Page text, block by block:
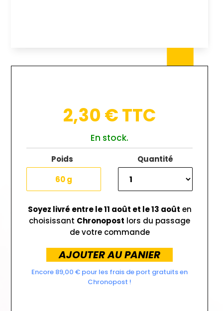
2,30 €TTC
En stock.
60 g
Quantité
Soyez livré entre le 11 août et le 13 août en
choisissant Chronopost lors du passage
de votre commande
AJOUTER AU PANIER
Encore 89,00 € pour les frais de port gratuits en
Chronopost !